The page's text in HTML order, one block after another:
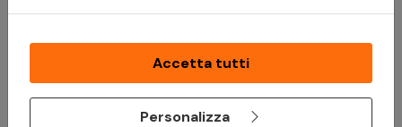
vincolante e deve essere rimborsato. Assicurati di essere in
grado di ripagare prima di prendere un impegno.
Accetta tutti
Personalizza